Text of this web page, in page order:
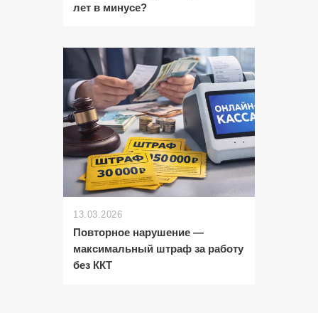
лет в минусе?
13.03.2026
Повторное нарушение —
максимальный штраф за работу
без ККТ